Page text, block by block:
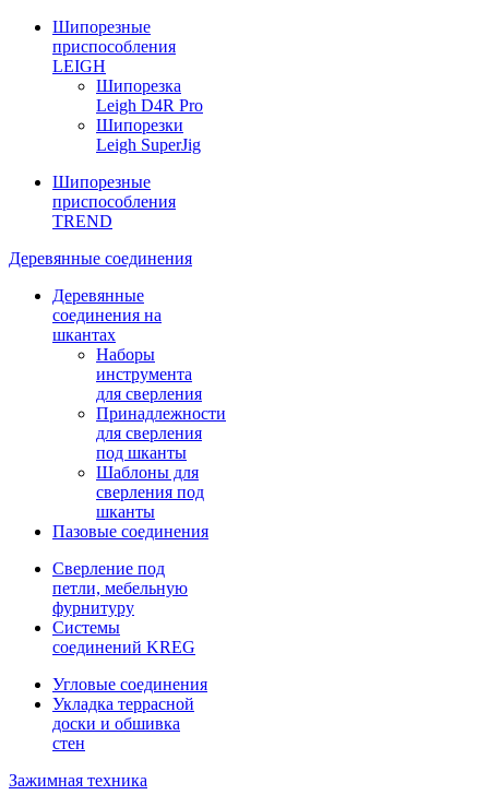
Шипорезные
приспособления
LEIGH
Шипорезка
Leigh D4R Pro
Шипорезки
Leigh SuperJig
Шипорезные
приспособления
TREND
Деревянные соединения
Деревянные
соединения на
шкантах
Наборы
инструмента
для сверления
Принадлежности
для сверления
под шканты
Шаблоны для
сверления под
шканты
Пазовые соединения
Сверление под
петли, мебельную
фурнитуру
Системы
соединений KREG
Угловые соединения
Укладка террасной
доски и обшивка
стен
Зажимная техника